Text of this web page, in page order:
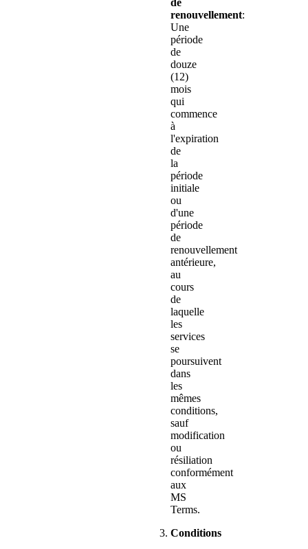
renouvellement:
Une
période
de
douze
(12)
mois
qui
commence
à
l'expiration
de
la
période
initiale
ou
d'une
période
de
renouvellement
antérieure,
au
cours
de
laquelle
les
services
se
poursuivent
dans
les
mêmes
conditions,
sauf
modification
ou
résiliation
conformément
aux
MS
Terms.
Conditions